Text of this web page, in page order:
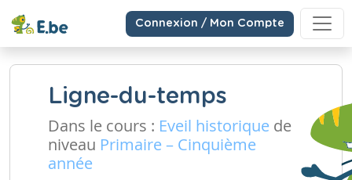
Connexion / Mon Compte
Ligne-du-temps
Dans le cours : Eveil historique de
niveau Primaire – Cinquième
année